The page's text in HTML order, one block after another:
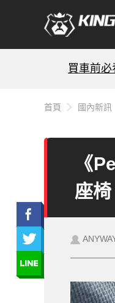
買車前
首頁 國內新訊
《
座